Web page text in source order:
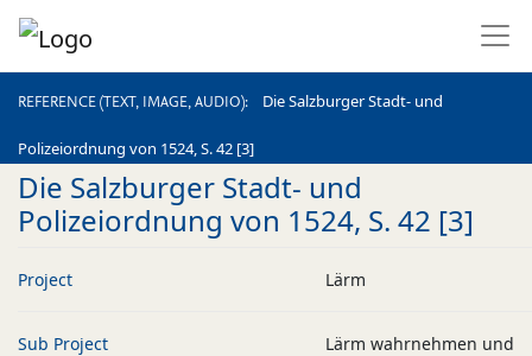
REFERENCE (TEXT, IMAGE, AUDIO) Die Salzburger Stadt- und
Polizeiordnung von 1524, S. 42 [3]
REFERENCE (TEXT, IMAGE, AUDIO)
Die Salzburger Stadt- und
Polizeiordnung von 1524, S. 42 [3]
Project Lärm
Sub Project
Lärm wahrnehmen und